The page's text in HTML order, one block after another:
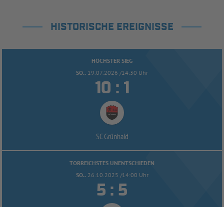
HISTORISCHE EREIGNISSE
HÖCHSTER SIEG
SO.. 19.07.2026 /14:30 Uhr
 : 
SC Grünhaid
TORREICHSTES UNENTSCHIEDEN
SO.. 26.10.2025 /14:00 Uhr
 : 